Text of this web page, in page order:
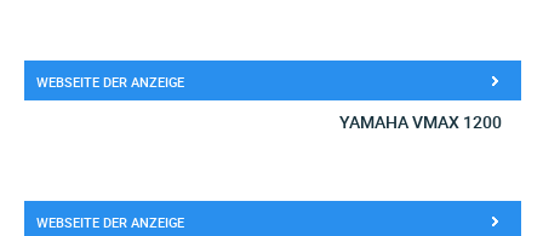
WEBSEITE DER ANZEIGE
YAMAHA VMAX 1200
WEBSEITE DER ANZEIGE